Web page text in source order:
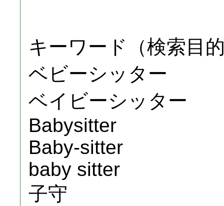
キーワード（検索目
ベビーシッター
ベイビーシッター
Babysitter
Baby-sitter
baby sitter
子守